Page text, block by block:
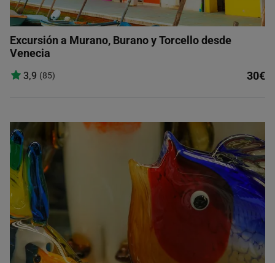
Excursión a Murano, Burano y Torcello desde
Venecia
3,9 (85) 30€